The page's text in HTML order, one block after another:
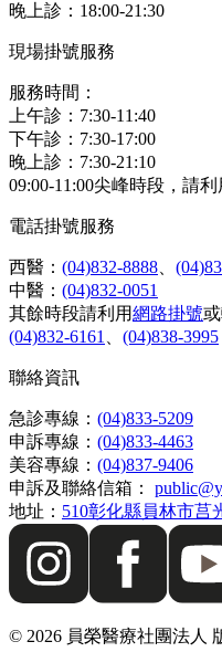
晚上診：18:00-21:30
現場掛號服務
服務時間：
上午診：7:30-11:40
下午診：7:30-17:00
晚上診：7:30-21:10
09:00-11:00尖峰時段，請利
電話掛號服務
西醫： (04)832-8888
中醫： (04)832-0051
其餘時段請利用網路掛號
(04)832-6161
(04)838-3995
聯絡資訊
急診專線： (04)833-5209
申訴專線： (04)833-4463
美容專線： (04)837-9406
申訴及聯絡信箱：
地址： 510彰化縣員林市莒
© 2026 員榮醫療社團法人